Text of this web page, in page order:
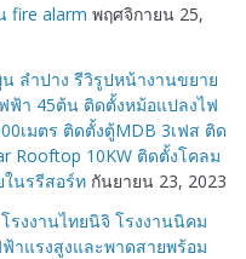
fire alarm พฤศจิกายน 25,
ลำปาง รีวิรูปหน้างานขยาย
ฟ้า 45ต้น ติดตั้งหม้อแปลงไฟ
เมตร ติดตั้งตู้MDB 3เฟส ติด
Rooftop 10KW ติดตั้งโคลม
นรรีสอร์ท กันยายน 23, 2023
รงงานไทยนิจิ โรงงานนิคม
าแรงสูงและพาดสายพร้อม